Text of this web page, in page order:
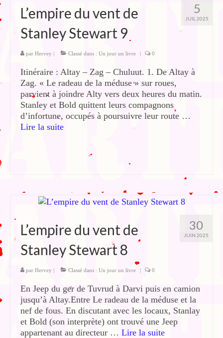
5
JUIL 2025
L’empire du vent de
Stanley Stewart 9
par Hervey | Classé dans : Un jour un livre | 0
Itinéraire : Altay – Zag – Chuluut. 1. De Altay à
Zag. « Le radeau de la méduse » sur roues,
parvient à joindre Alty vers deux heures du matin.
Stanley et Bold quittent leurs compagnons
d’infortune, occupés à poursuivre leur route …
Lire la suite­­
30
JUIN 2025
L’empire du vent de
Stanley Stewart 8
par Hervey | Classé dans : Un jour un livre | 0
En Jeep du ger de Tuvrud à Darvi puis en camion
jusqu’à Altay.Entre Le radeau de la méduse et la
nef de fous. En discutant avec les locaux, Stanlay
et Bold (son interprète) ont trouvé une Jeep
appartenant au directeur … Lire la suite­­